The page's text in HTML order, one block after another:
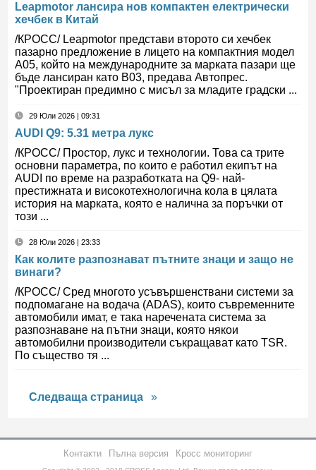
Leapmotor лансира нов компактен електрически
хечбек в Китай
/КРОСС/ Leapmotor представи второто си хечбек
пазарно предложение в лицето на компактния модел
A05, който на международните за марката пазари ще
бъде лансиран като B03, предава Автопрес.
"Проектиран предимно с мисъл за младите градски ...
29 Юли 2026 | 09:31
AUDI Q9: 5.31 метра лукс
/КРОСС/ Простор, лукс и технологии. Това са трите
основни параметра, по които е работил екипът на
AUDI по време на разработката на Q9- най-
престижната и високотехнологична кола в цялата
история на марката, която е налична за поръчки от
този ...
28 Юли 2026 | 23:33
Как колите разпознават пътните знаци и защо не
винаги?
/КРОСС/ Сред многото усъвършенствани системи за
подпомагане на водача (ADAS), които съвременните
автомобили имат, е така наречената система за
разпознаване на пътни знаци, която някои
автомобилни производители съкращават като TSR.
По същество тя ...
Следваща страница
Контакти Пълна версия Кросс мониторинг